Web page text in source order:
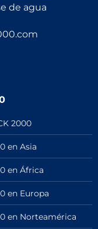
de agua
2000
en Asia
en África
en Europa
en Norteamérica